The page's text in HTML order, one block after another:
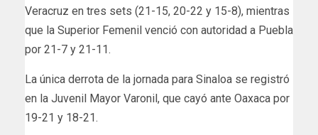
Veracruz en tres sets (21-15, 20-22 y 15-8), mientras
que la Superior Femenil venció con autoridad a Puebla
por 21-7 y 21-11.
La única derrota de la jornada para Sinaloa se registró
en la Juvenil Mayor Varonil, que cayó ante Oaxaca por
19-21 y 18-21.